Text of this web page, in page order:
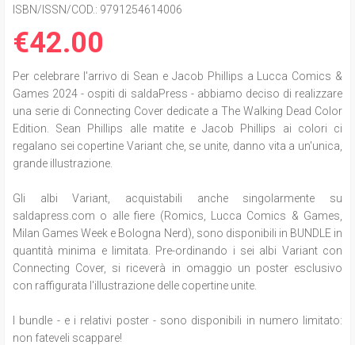
ISBN/ISSN/COD.: 9791254614006
€42.00
Per celebrare l'arrivo di Sean e Jacob Phillips a Lucca Comics &
Games 2024 - ospiti di saldaPress - abbiamo deciso di realizzare
una serie di Connecting Cover dedicate a The Walking Dead Color
Edition. Sean Phillips alle matite e Jacob Phillips ai colori ci
regalano sei copertine Variant che, se unite, danno vita a un'unica,
grande illustrazione.
Gli albi Variant, acquistabili anche singolarmente su
saldapress.com o alle fiere (Romics, Lucca Comics & Games,
Milan Games Week e Bologna Nerd), sono disponibili in BUNDLE in
quantità minima e limitata. Pre-ordinando i sei albi Variant con
Connecting Cover, si riceverà in omaggio un poster esclusivo
con raffigurata l'illustrazione delle copertine unite.
I bundle - e i relativi poster - sono disponibili in numero limitato:
non fateveli scappare!